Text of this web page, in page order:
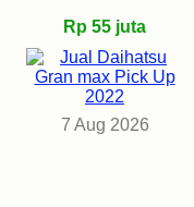
Rp 55 juta
7 Aug 2026